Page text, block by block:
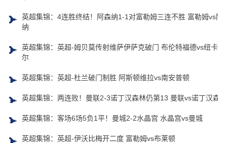
英超集锦：4连胜终结！阿森纳1-1对富勒姆三连不胜 富勒姆vs阿
纳
英超集锦：英超-姆贝莫传射维萨伊萨克破门 布伦特福德vs纽卡斯
尔
英超集锦：英超-杜兰破门制胜 阿斯顿维拉vs南安普顿
英超集锦：两连败！曼联2-3诺丁汉森林仍第13 曼联vs诺丁汉森林
英超集锦：客场6场5负1平！曼城2-2水晶宫 水晶宫vs曼城
英超集锦：英超-伊沃比梅开二度 富勒姆vs布莱顿